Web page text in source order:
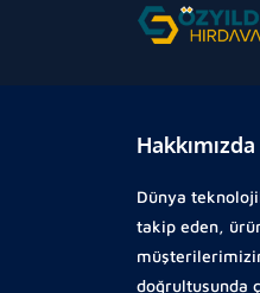
Hakkımızda
Dünya
takip eden,
doğrultusunda